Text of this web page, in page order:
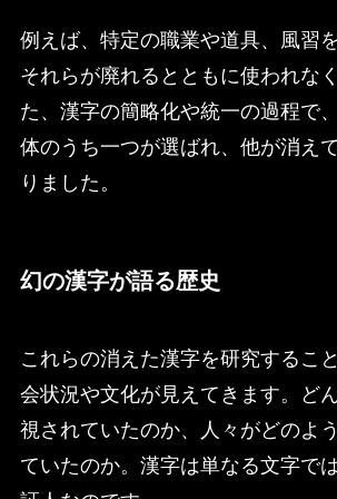
例えば、特定の職業や道具、風習
それらが廃れるとともに使われな
た、漢字の簡略化や統一の過程で
体のうち一つが選ばれ、他が消え
りました。
幻の漢字が語る歴史
これらの消えた漢字を研究するこ
会状況や文化が見えてきます。ど
視されていたのか、人々がどのよ
ていたのか。漢字は単なる文字で